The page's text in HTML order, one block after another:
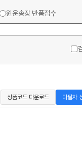
원운송장 반품접수